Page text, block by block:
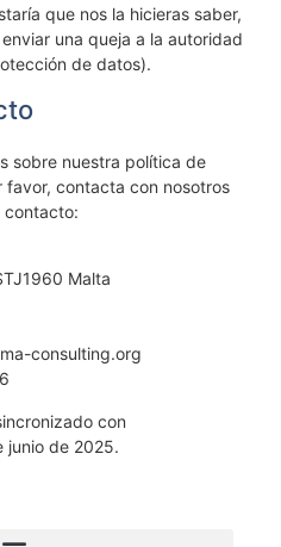
que nos la hicieras saber,
una queja a la autoridad
de datos).
sobre nuestra política de
contacta con nosotros
contacto:
Malta
consulting.org
con
junio de 2025.